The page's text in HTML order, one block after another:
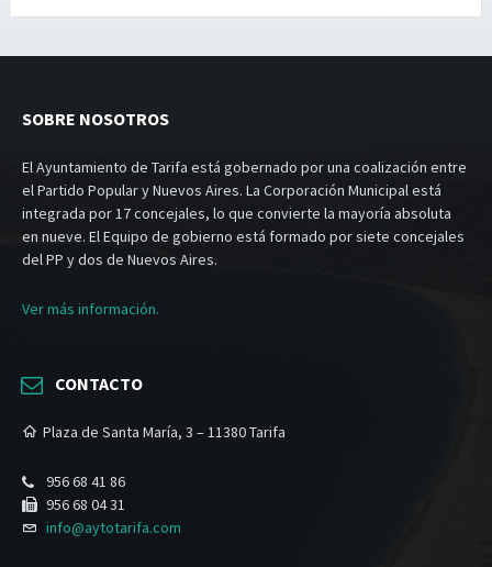
SOBRE NOSOTROS
El Ayuntamiento de Tarifa está gobernado por una coalización entre
el Partido Popular y Nuevos Aires. La Corporación Municipal está
integrada por 17 concejales, lo que convierte la mayoría absoluta
en nueve. El Equipo de gobierno está formado por siete concejales
del PP y dos de Nuevos Aires.
Ver más información.
CONTACTO
Plaza de Santa María, 3 – 11380 Tarifa
956 68 41 86
956 68 04 31
info@aytotarifa.com